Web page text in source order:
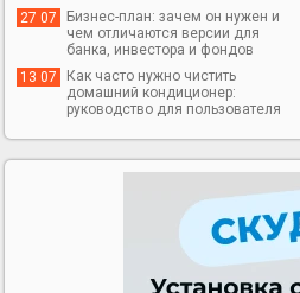
27 07
Бизнес-план: зачем он нужен и
чем отличаются версии для
банка, инвестора и фондов
13 07
Как часто нужно чистить
домашний кондиционер:
руководство для пользователя